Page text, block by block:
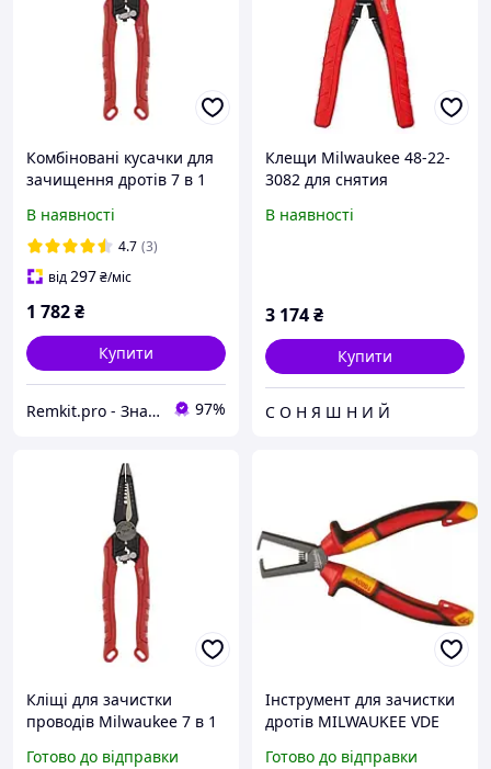
Комбіновані кусачки для
зачищення дротів 7 в 1
В наявності
4.7 (3)
від297₴/міс
1 782₴
Купити
Remkit.pro - Знайдемо все, що вам потрібне! 97%
Клещи Milwaukee 48-22-
3082 для снятия
автоматические
В наявності
3 174₴
Купити
С О Н Я Ш Н И Й
Кліщі для зачистки
проводів Milwaukee 7 в 1
Готово до відправки
Інструмент для зачистки
дротів MILWAUKEE VDE
Готово до відправки